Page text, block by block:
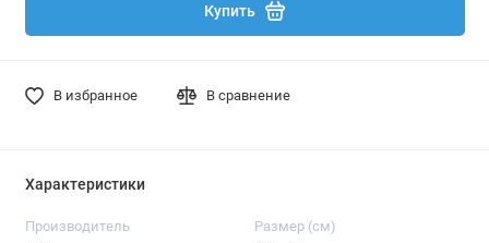
Купить
В избранное В сравнение
Характеристики
Производитель Размер (см)